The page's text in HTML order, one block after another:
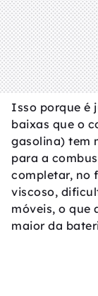
Isso porque é
baixas que o
gasolina) tem
para a
completar, no
viscoso,
móveis, o que
maior da